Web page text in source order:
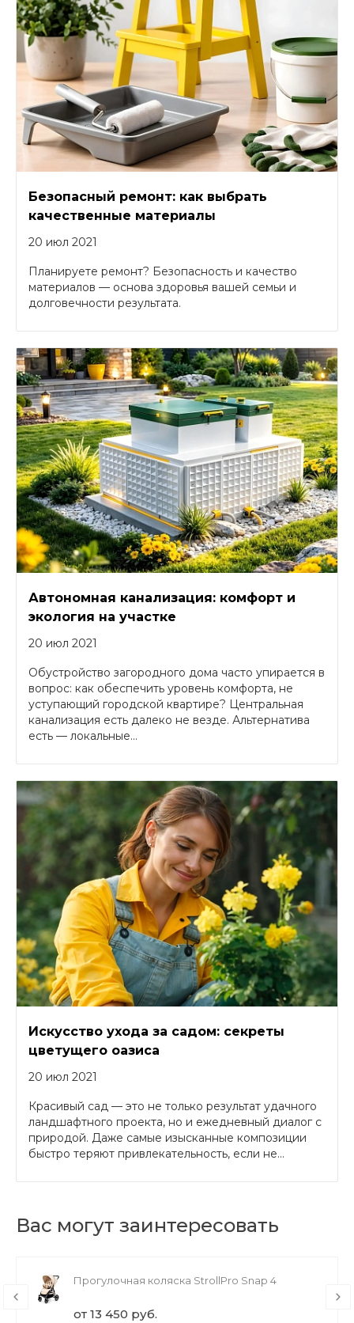
Безопасный ремонт: как выбрать
качественные материалы
20 июл 2021
Планируете ремонт? Безопасность и качество
материалов — основа здоровья вашей семьи и
долговечности результата.
Автономная канализация: комфорт и
экология на участке
20 июл 2021
Обустройство загородного дома часто упирается в
вопрос: как обеспечить уровень комфорта, не
уступающий городской квартире? Центральная
канализация есть далеко не везде. Альтернатива
есть — локальные...
Искусство ухода за садом: секреты
цветущего оазиса
20 июл 2021
Красивый сад — это не только результат удачного
ландшафтного проекта, но и ежедневный диалог с
природой. Даже самые изысканные композиции
быстро теряют привлекательность, если не...
Вас могут заинтересовать
Прогулочная коляска StrollPro Snap 4
от 13 450 руб.